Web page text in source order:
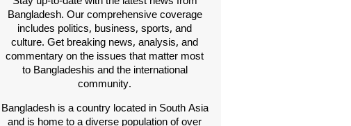
Bangladesh. Our comprehensive coverage
includes politics, business, sports, and
culture. Get breaking news, analysis, and
commentary on the issues that matter most
to Bangladeshis and the international
community.
Bangladesh is a country located in South Asia
and is home to a diverse population of over